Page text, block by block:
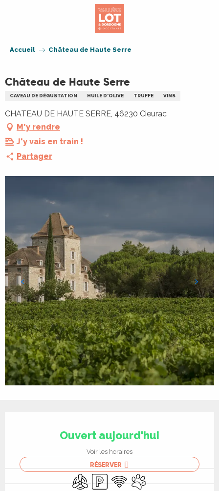
Accueil Château de Haute Serre
Château de Haute Serre
CAVEAU DE DÉGUSTATION HUILE D'OLIVE TRUFFE VINS
CHATEAU DE HAUTE SERRE, 46230 Cieurac
M'y rendre
J'y vais en train !
Partager
Ouvert aujourd'hui
Voir les horaires
RÉSERVER
Air conditionné
ParkingWiFi Animaux acceptés